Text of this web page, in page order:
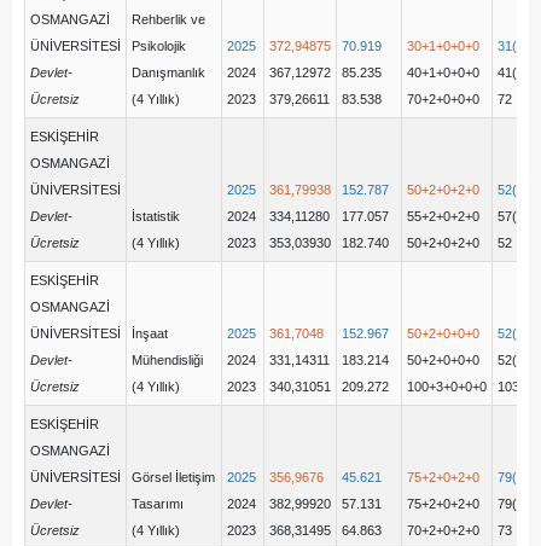
OSMANGAZİ
ÜNİVERSİTESİ
Devlet-
Ücretsiz
Rehberlik ve
Psikolojik
Danışmanlık
(4 Yıllık)
2025
2024
2023
372,94875
367,12972
379,26611
70.919
85.235
83.538
30+1+0+0+0
40+1+0+0+0
70+2+0+0+0
72
ESKİŞEHİR
OSMANGAZİ
ÜNİVERSİTESİ
Devlet-
Ücretsiz
İstatistik
(4 Yıllık)
2025
2024
2023
361,79938
334,11280
353,03930
152.787
177.057
182.740
50+2+0+2+0
55+2+0+2+0
50+2+0+2+0
52
ESKİŞEHİR
OSMANGAZİ
ÜNİVERSİTESİ
Devlet-
Ücretsiz
İnşaat
Mühendisliği
(4 Yıllık)
2025
2024
2023
361,7048
331,14311
340,31051
152.967
183.214
209.272
50+2+0+0+0
50+2+0+0+0
100+3+0+0+0
103
ESKİŞEHİR
OSMANGAZİ
ÜNİVERSİTESİ
Devlet-
Ücretsiz
Görsel İletişim
Tasarımı
(4 Yıllık)
2025
2024
2023
356,9676
382,99920
368,31495
45.621
57.131
64.863
75+2+0+2+0
75+2+0+2+0
70+2+0+2+0
73